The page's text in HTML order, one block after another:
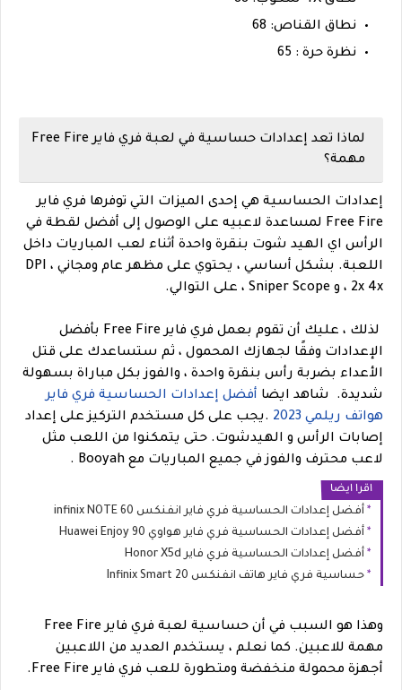
نطاق القناص: 68
نظرة حرة : 65
لماذا تعد إعدادات حساسية في لعبة فري فاير Free Fire
مهمة؟
إعدادات الحساسية هي إحدى الميزات التي توفرها فري فاير
Free Fire لمساعدة لاعبيه على الوصول إلى أفضل لقطة في
الرأس اي الهيد شوت بنقرة واحدة أثناء لعب المباريات داخل
اللعبة.
بشكل أساسي ، يحتوي على مظهر عام ومجاني ، DPI
، 2x 4x و Sniper Scope ، على التوالي.
لذلك ، عليك أن تقوم بعمل فري فاير Free Fire بأفضل
الإعدادات وفقًا لجهازك المحمول ، ثم ستساعدك على قتل
الأعداء بضربة رأس بنقرة واحدة ، والفوز بكل مباراة بسهولة
شديدة.
شاهد ايضا أفضل إعدادات الحساسية فري فاير
هواتف ريلمي 2023
.يجب على كل مستخدم التركيز على إعداد
إصابات الرأس و الهيدشوت. حتى يتمكنوا من اللعب مثل
لاعب محترف والفوز في جميع المباريات مع Booyah .
اقرا ايضا
أفضل إعدادات الحساسية فري فاير انفنكس infinix NOTE 60
أفضل إعدادات الحساسية فري فاير هواوي Huawei Enjoy 90
أفضل إعدادات الحساسية فري فاير Honor X5d
حساسية فري فاير هاتف انفنكس Infinix Smart 20
وهذا هو السبب في أن حساسية لعبة فري فاير Free Fire
مهمة للاعبين. كما نعلم ، يستخدم العديد من اللاعبين
أجهزة محمولة منخفضة ومتطورة للعب فري فاير Free Fire.